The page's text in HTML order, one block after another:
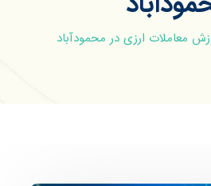
معاملات ارزی در محمودآباد